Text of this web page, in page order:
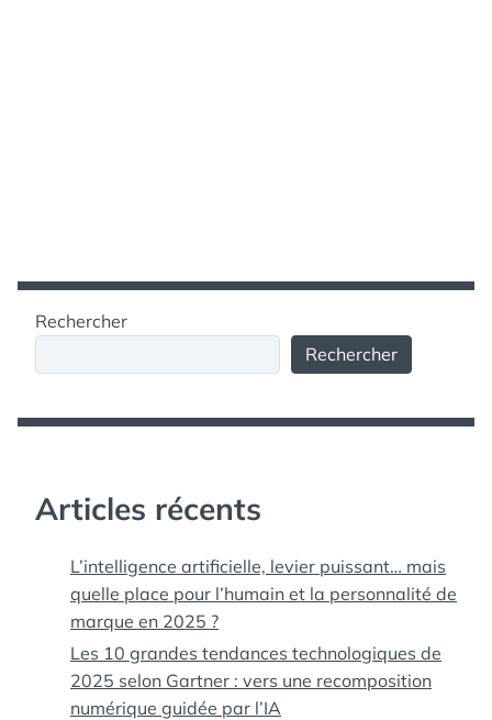
Rechercher
Rechercher
Articles récents
L’intelligence artificielle, levier puissant… mais
quelle place pour l’humain et la personnalité de
marque en 2025 ?
Les 10 grandes tendances technologiques de
2025 selon Gartner : vers une recomposition
numérique guidée par l’IA